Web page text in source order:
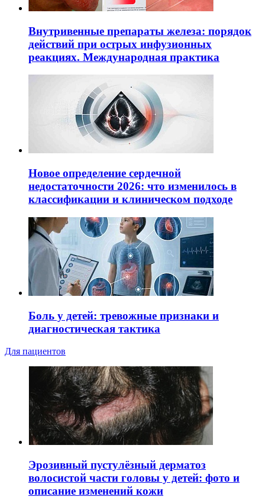
Внутривенные препараты железа: порядок
действий при острых инфузионных
реакциях. Международная практика
Новое определение сердечной
недостаточности 2026: что изменилось в
классификации и клиническом подходе
Боль у детей: тревожные признаки и
диагностическая тактика
Для пациентов
Эрозивный пустулёзный дерматоз
волосистой части головы у детей: фото и
описание изменений кожи